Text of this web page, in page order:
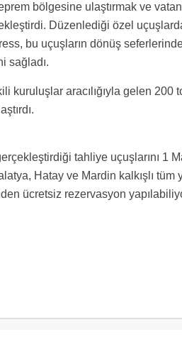
bölgesine ulaştırmak ve
Düzenlediği özel
bu uçuşların dönüş
sağladı.
kuruluşlar aracılığıyla gelen 200
tahliye uçuşlarını 1
Hatay ve Mardin kalkışlı tüm
ücretsiz rezervasyon